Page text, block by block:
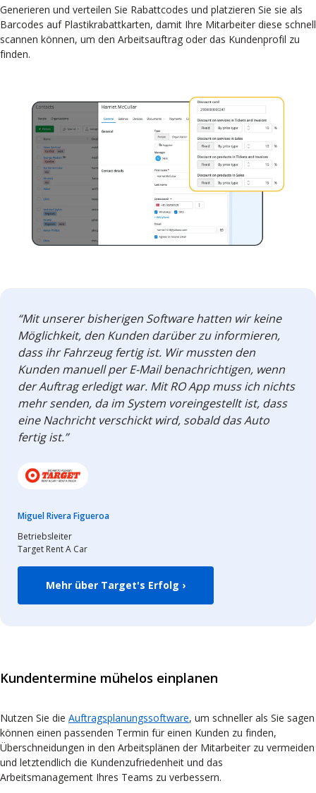
Generieren und verteilen Sie Rabattcodes und platzieren Sie sie als
Barcodes auf Plastikrabattkarten, damit Ihre Mitarbeiter diese schnell
scannen können, um den Arbeitsauftrag oder das Kundenprofil zu
finden.
“Mit unserer bisherigen Software hatten wir keine
Möglichkeit, den Kunden darüber zu informieren,
dass ihr Fahrzeug fertig ist. Wir mussten den
Kunden manuell per E-Mail benachrichtigen, wenn
der Auftrag erledigt war. Mit RO App muss ich nichts
mehr senden, da im System voreingestellt ist, dass
eine Nachricht verschickt wird, sobald das Auto
fertig ist.”
Miguel Rivera Figueroa
Betriebsleiter
Target Rent A Car
Mehr über Target's Erfolg ›
Kundentermine mühelos einplanen
Nutzen Sie die Auftragsplanungssoftware, um schneller als Sie sagen
können einen passenden Termin für einen Kunden zu finden,
Überschneidungen in den Arbeitsplänen der Mitarbeiter zu vermeiden
und letztendlich die Kundenzufriedenheit und das
Arbeitsmanagement Ihres Teams zu verbessern.